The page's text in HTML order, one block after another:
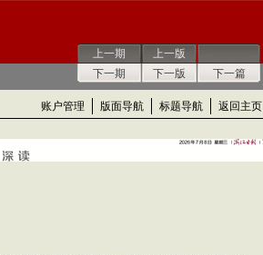
上一期
下一期
上一版
下一版
下一篇
账户管理 版面导航 标题导航 返回主页